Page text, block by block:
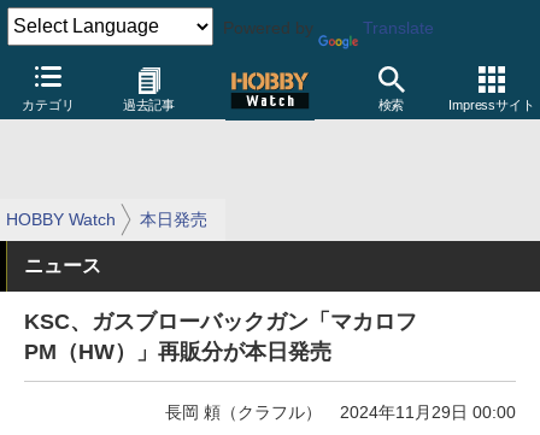
Powered by Translate
カテゴリ 過去記事 検索 Impressサイト
HOBBY Watch 本日発売
ニュース
KSC、ガスブローバックガン「マカロフ
PM（HW）」再販分が本日発売
長岡 頼（クラフル） 2024年11月29日 00:00